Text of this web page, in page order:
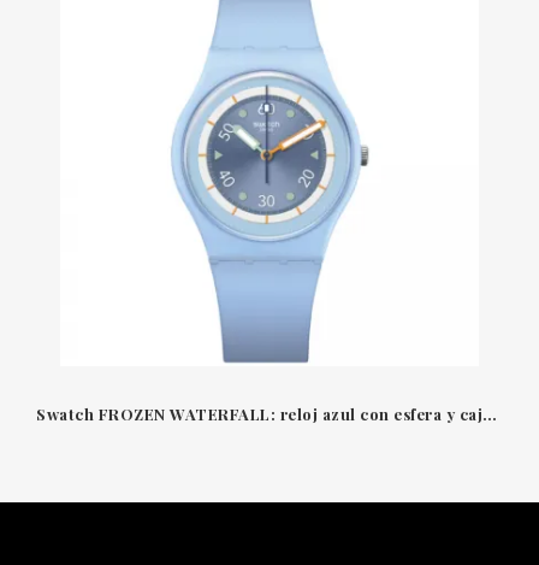
Swatch FROZEN WATERFALL: reloj azul con esfera y caja BIOCERAMIC, detalles brillantes en blanco, naranja y verde.